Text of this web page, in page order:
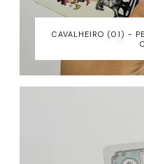
CAVALHEIRO (01) -